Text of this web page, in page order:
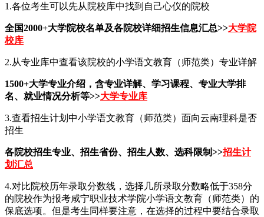
1.各位考生可以先从院校库中找到自己心仪的院校
全国2000+大学院校名单及各院校详细招生信息汇总>>大学院
校库
2.从专业库中查看该院校的小学语文教育（师范类）专业详解
1500+大学专业介绍，含专业详解、学习课程、专业大学排
名、就业情况分析等>>大学专业库
3.查看招生计划中小学语文教育（师范类）面向云南理科是否
招生
各院校招生专业、招生省份、招生人数、选科限制>>招生计
划汇总
4.对比院校历年录取分数线，选择几所录取分数略低于358分
的院校作为报考咸宁职业技术学院小学语文教育（师范类）的
保底选项。但是考生同样要注意，在选择的过程中要结合录取